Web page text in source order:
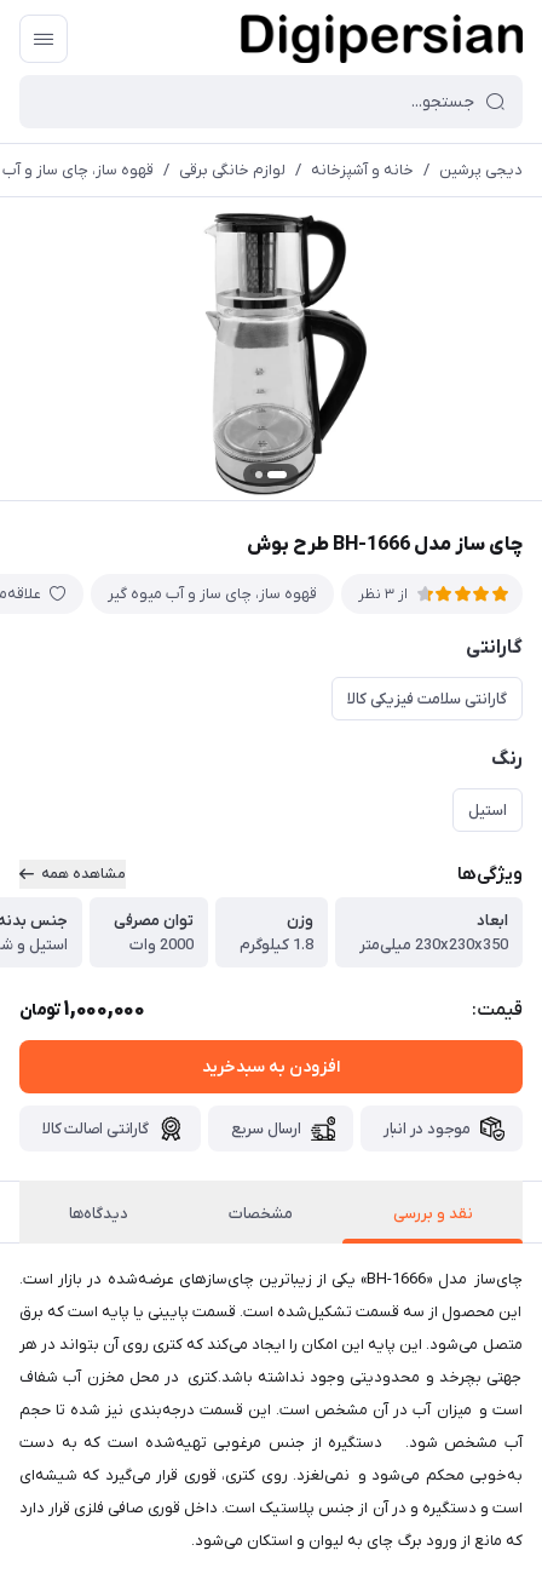
دیجی پرشین / خانه و آشپزخانه / لوازم خانگی برقی / قهوه ساز، چای ساز و آب
چای ساز مدل BH-1666 طرح بوش
از 3 نظر قهوه ساز، چای ساز و آب میوه گیر
گارانتی
گارانتی سلامت فیزیکی کالا
رنگ
استیل
ویژگی‌ها مشاهده همه
ابعاد
230x230x350 میلی‌متر
وزن
1.8 کیلوگرم
توان مصرفی
2000 وات
جنس
استیل و
قیمت: 1,000,000تومان
افزودن به سبدخرید
موجود در انبار ارسال سریع گارانتی اصالت کالا
نقد و بررسی مشخصات دیدگاه‌ها
چای‌ساز مدل «BH-1666» یکی از زیباترین چای‌سازهای عرضه‌شده در بازار است.
این محصول از سه قسمت تشکیل‌شده است. قسمت پایینی یا پایه است که برق
متصل می‌شود. این پایه این امکان را ایجاد می‌کند که کتری روی آن بتواند در هر
جهتی بچرخد و محدودیتی وجود نداشته باشد.کتری در محل مخزن آب شفاف
است و میزان آب در آن مشخص است. این قسمت درجه‌بندی نیز شده تا حجم
آب مشخص شود. دستگیره از جنس مرغوبی تهیه‌شده است که به دست
به‌خوبی محکم می‌شود و نمی‌لغزد. روی کتری، قوری قرار می‌گیرد که شیشه‌ای
است و دستگیره و در آن از جنس پلاستیک است. داخل قوری صافی فلزی قرار دارد
که مانع از ورود برگ چای به لیوان و استکان می‌شود.